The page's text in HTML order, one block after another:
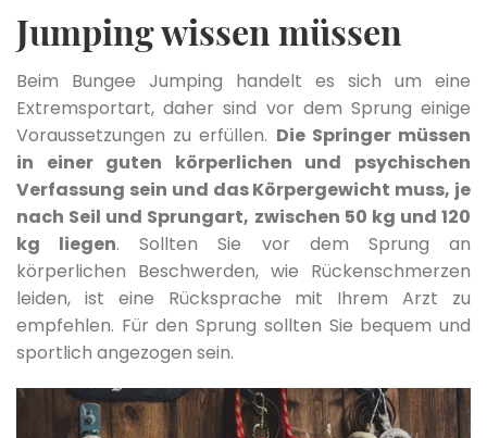
Jumping wissen müssen
Beim Bungee Jumping handelt es sich um eine
Extremsportart, daher sind vor dem Sprung einige
Voraussetzungen zu erfüllen. Die Springer müssen
in einer guten körperlichen und psychischen
Verfassung sein und das Körpergewicht muss, je
nach Seil und Sprungart, zwischen 50 kg und 120
kg liegen. Sollten Sie vor dem Sprung an
körperlichen Beschwerden, wie Rückenschmerzen
leiden, ist eine Rücksprache mit Ihrem Arzt zu
empfehlen. Für den Sprung sollten Sie bequem und
sportlich angezogen sein.